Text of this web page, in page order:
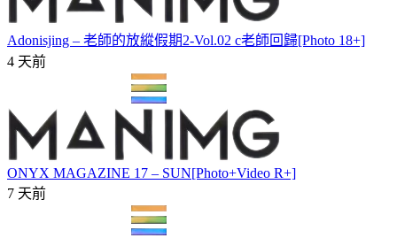
Adonisjing – 老師的放縱假期2-Vol.02 c老師回歸[Photo 18+]
4 天前
ONYX MAGAZINE 17 – SUN[Photo+Video R+]
7 天前